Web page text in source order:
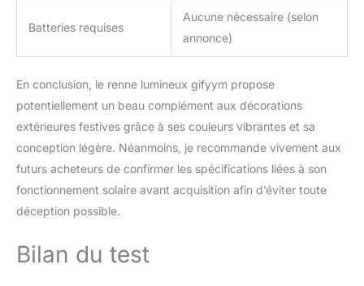
Batteries requises
Aucune nécessaire (selon
annonce)
En conclusion, le renne lumineux gifyym propose
potentiellement un beau complément aux décorations
extérieures festives grâce à ses couleurs vibrantes et sa
conception légère. Néanmoins, je recommande vivement aux
futurs acheteurs de confirmer les spécifications liées à son
fonctionnement solaire avant acquisition afin d’éviter toute
déception possible.
Bilan du test